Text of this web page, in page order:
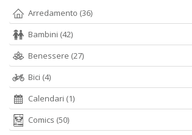
Arredamento (36)
Bambini (42)
Benessere (27)
Bici (4)
Calendari (1)
Comics (50)